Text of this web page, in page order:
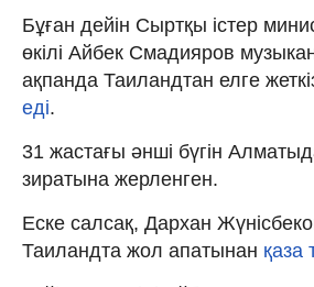
Бұған дейін Сыртқы істер
өкілі Айбек Смадияров
ақпанда Таиландтан елге
еді.
31 жастағы әнші бүгін
зиратына жерленген.
Еске салсақ, Дархан
Таиландта жол апатынан қаза